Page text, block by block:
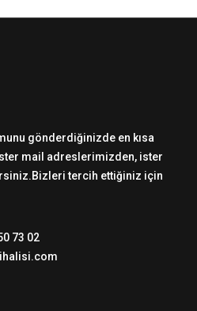
gönderdiğinizde en kısa
mail adreslerimizden, ister
tercih ettiğiniz için
73 02